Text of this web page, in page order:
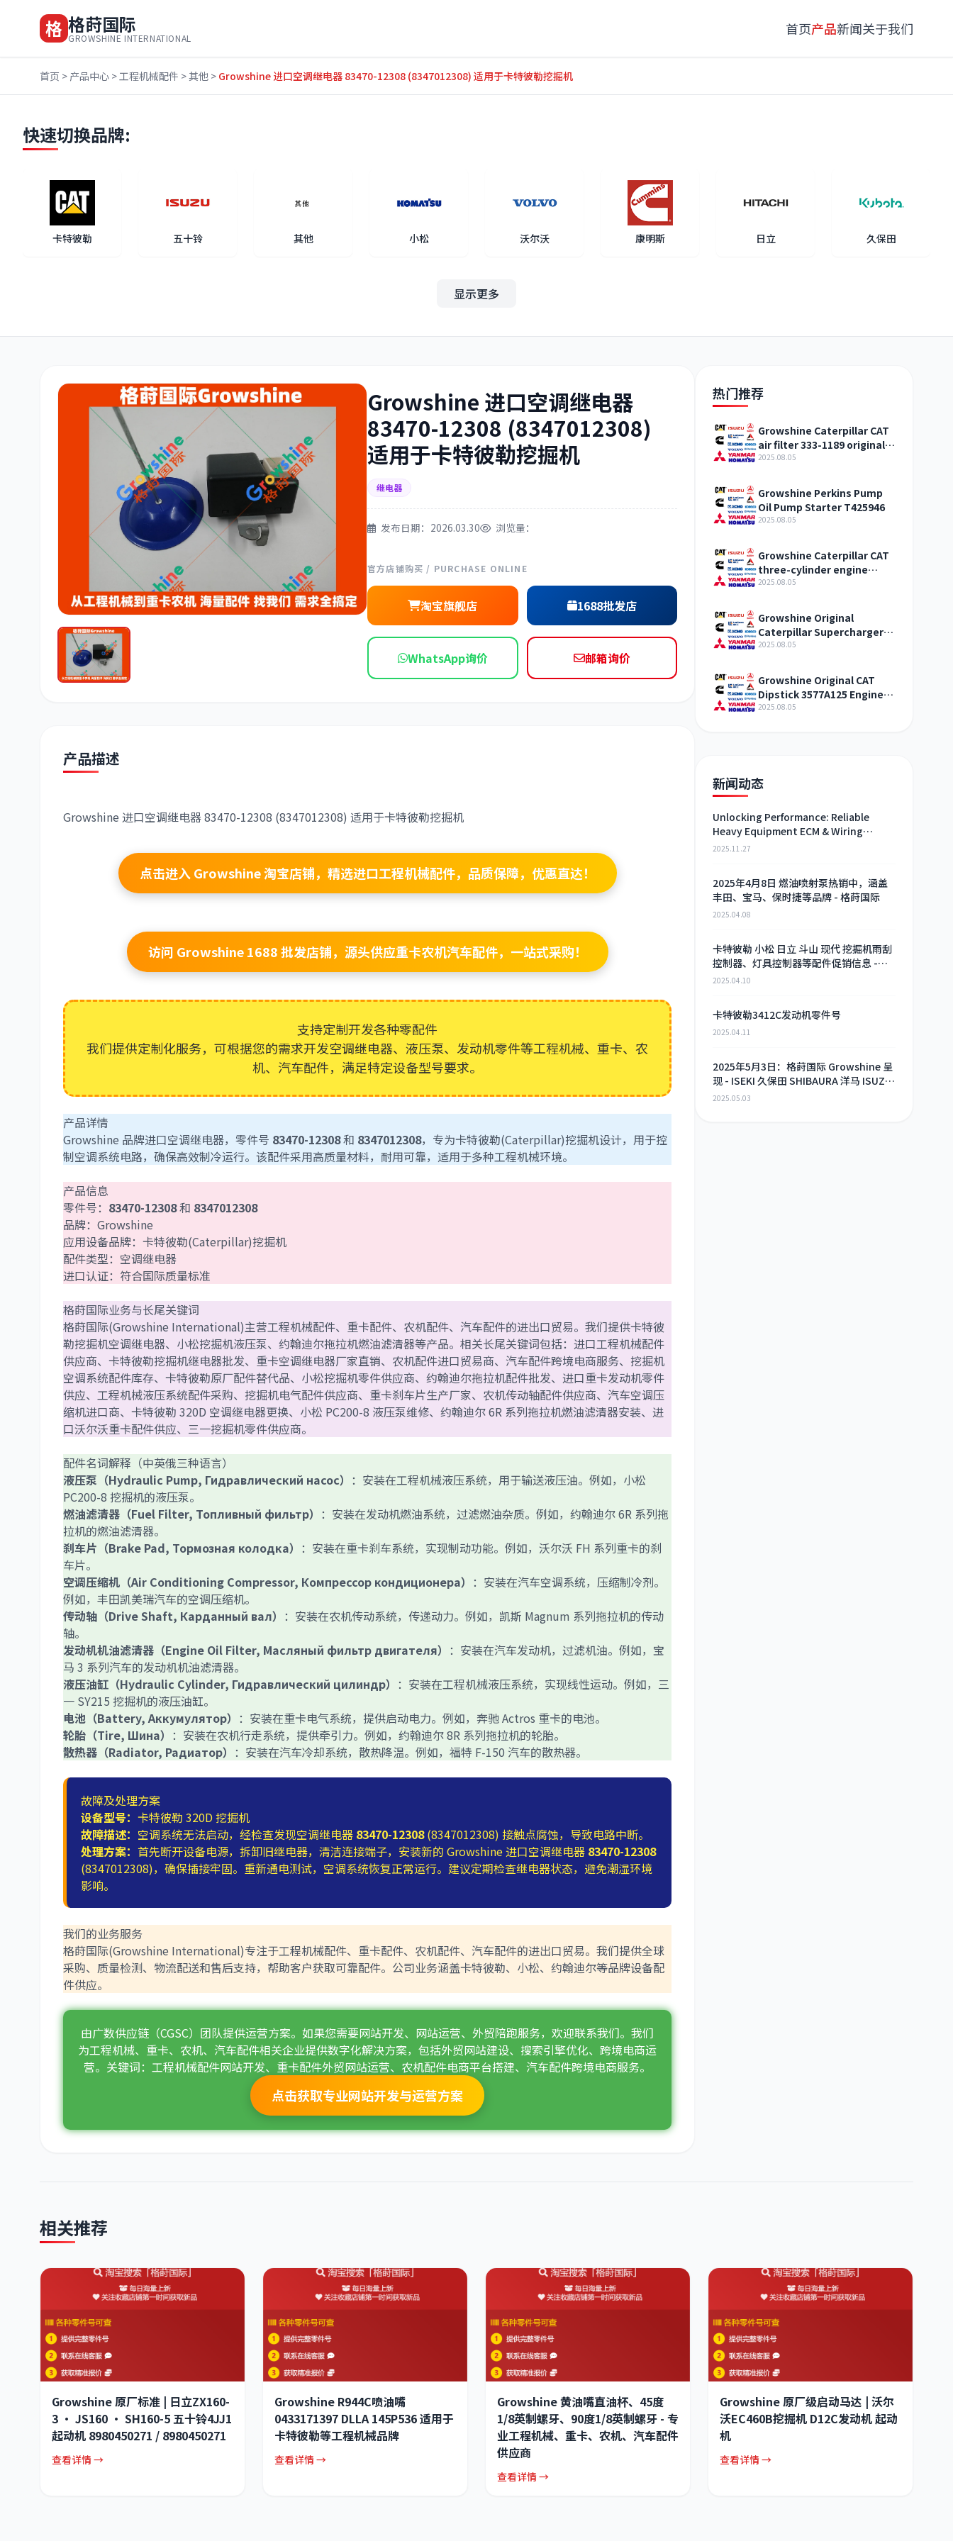
格 格莳国际
GROWSHINE INTERNATIONAL
首页产品新闻关于我们
首页 > 产品中心 >工程机械配件 >其他 > Growshine 进口空调继电器 83470-12308 (8347012308) 适用于卡特彼勒挖掘机
快速切换品牌:
卡特彼勒 五十铃 其他 小松 沃尔沃 康明斯 日立 久保田
柳工 斗山 三一 奔驰 卡尔玛 杰西博
丰田 山猫 上柴
潍柴 依维柯
显示更多
Growshine 进口空调继电器
83470-12308 (8347012308)
适用于卡特彼勒挖掘机
继电器
发布日期：2026.03.30 浏览量：
官方店铺购买 / PURCHASE ONLINE
淘宝旗舰店 1688批发店
WhatsApp询价 邮箱询价
产品描述
Growshine 进口空调继电器 83470-12308 (8347012308) 适用于卡特彼勒挖掘机
点击进入 Growshine 淘宝店铺，精选进口工程机械配件，品质保障，优惠直达！
访问 Growshine 1688 批发店铺，源头供应重卡农机汽车配件，一站式采购！
支持定制开发各种零配件
我们提供定制化服务，可根据您的需求开发空调继电器、液压泵、发动机零件等工程机械、重卡、农
机、汽车配件，满足特定设备型号要求。
产品详情
Growshine 品牌进口空调继电器，零件号 83470-12308和 8347012308，专为卡特彼勒(Caterpillar)挖掘机设计，用于控
制空调系统电路，确保高效制冷运行。该配件采用高质量材料，耐用可靠，适用于多种工程机械环境。
产品信息
零件号： 83470-12308和 8347012308
品牌：Growshine
应用设备品牌：卡特彼勒(Caterpillar)挖掘机
配件类型：空调继电器
进口认证：符合国际质量标准
格莳国际业务与长尾关键词
格莳国际(Growshine International)主营工程机械配件、重卡配件、农机配件、汽车配件的进出口贸易。我们提供卡特彼
勒挖掘机空调继电器、小松挖掘机液压泵、约翰迪尔拖拉机燃油滤清器等产品。相关长尾关键词包括：进口工程机械配件
供应商、卡特彼勒挖掘机继电器批发、重卡空调继电器厂家直销、农机配件进口贸易商、汽车配件跨境电商服务、挖掘机
空调系统配件库存、卡特彼勒原厂配件替代品、小松挖掘机零件供应商、约翰迪尔拖拉机配件批发、进口重卡发动机零件
供应、工程机械液压系统配件采购、挖掘机电气配件供应商、重卡刹车片生产厂家、农机传动轴配件供应商、汽车空调压
缩机进口商、卡特彼勒 320D 空调继电器更换、小松 PC200-8 液压泵维修、约翰迪尔 6R 系列拖拉机燃油滤清器安装、进
口沃尔沃重卡配件供应、三一挖掘机零件供应商。
配件名词解释（中英俄三种语言）
液压泵（Hydraulic Pump, Гидравлический насос） ：安装在工程机械液压系统，用于输送液压油。例如，小松
PC200-8 挖掘机的液压泵。
燃油滤清器（Fuel Filter, Топливный фильтр） ：安装在发动机燃油系统，过滤燃油杂质。例如，约翰迪尔 6R 系列拖
拉机的燃油滤清器。
刹车片（Brake Pad, Тормозная колодка） ：安装在重卡刹车系统，实现制动功能。例如，沃尔沃 FH 系列重卡的刹
车片。
空调压缩机（Air Conditioning Compressor, Компрессор кондиционера） ：安装在汽车空调系统，压缩制冷剂。
例如，丰田凯美瑞汽车的空调压缩机。
传动轴（Drive Shaft, Карданный вал） ：安装在农机传动系统，传递动力。例如，凯斯 Magnum 系列拖拉机的传动
轴。
发动机机油滤清器（Engine Oil Filter, Масляный фильтр двигателя） ：安装在汽车发动机，过滤机油。例如，宝
马 3 系列汽车的发动机机油滤清器。
液压油缸（Hydraulic Cylinder, Гидравлический цилиндр） ：安装在工程机械液压系统，实现线性运动。例如，三
一 SY215 挖掘机的液压油缸。
电池（Battery, Аккумулятор） ：安装在重卡电气系统，提供启动电力。例如，奔驰 Actros 重卡的电池。
轮胎（Tire, Шина） ：安装在农机行走系统，提供牵引力。例如，约翰迪尔 8R 系列拖拉机的轮胎。
散热器（Radiator, Радиатор） ：安装在汽车冷却系统，散热降温。例如，福特 F-150 汽车的散热器。
故障及处理方案
设备型号： 卡特彼勒 320D 挖掘机
故障描述： 空调系统无法启动，经检查发现空调继电器 83470-12308(8347012308) 接触点腐蚀，导致电路中断。
处理方案： 首先断开设备电源，拆卸旧继电器，清洁连接端子，安装新的 Growshine 进口空调继电器 83470-12308
(8347012308)，确保插接牢固。重新通电测试，空调系统恢复正常运行。建议定期检查继电器状态，避免潮湿环境
影响。
我们的业务服务
格莳国际(Growshine International)专注于工程机械配件、重卡配件、农机配件、汽车配件的进出口贸易。我们提供全球
采购、质量检测、物流配送和售后支持，帮助客户获取可靠配件。公司业务涵盖卡特彼勒、小松、约翰迪尔等品牌设备配
件供应。
由广数供应链（CGSC）团队提供运营方案。如果您需要网站开发、网站运营、外贸陪跑服务，欢迎联系我们。我们
为工程机械、重卡、农机、汽车配件相关企业提供数字化解决方案，包括外贸网站建设、搜索引擎优化、跨境电商运
营。关键词：工程机械配件网站开发、重卡配件外贸网站运营、农机配件电商平台搭建、汽车配件跨境电商服务。
点击获取专业网站开发与运营方案
热门推荐
Growshine Caterpillar CAT
air filter 333-1189 original
straight hair Qinghai
2025.08.05
Growshine Perkins Pump
Oil Pump Starter T425946
2025.08.05
Growshine Caterpillar CAT
three-cylinder engine
accessories fuel system
2025.08.05
Growshine Original
Caterpillar Supercharger
321-4994 Shandong
2025.08.05
Growshine Original CAT
Dipstick 3577A125 Engine
Maintenance Service
2025.08.05
新闻动态
Unlocking Performance: Reliable
Heavy Equipment ECM & Wiring
Harness Alternatives
2025.11.27
2025年4月8日 燃油喷射泵热销中，涵盖
丰田、宝马、保时捷等品牌 - 格莳国际
2025.04.08
卡特彼勒 小松 日立 斗山 现代 挖掘机雨刮
控制器、灯具控制器等配件促销信息 -
2025年4月9日
2025.04.10
卡特彼勒3412C发动机零件号
2025.04.11
2025年5月3日：格莳国际 Growshine 呈
现 - ISEKI 久保田 SHIBAURA 洋马 ISUZU
工程机械 农机 重卡 汽车 RHF3 涡轮增压
2025.05.03
相关推荐
Growshine 原厂标准 | 日立ZX160-
3 · JS160 · SH160-5 五十铃4JJ1
起动机 8980450271 / 8980450271
查看详情 →
Growshine R944C喷油嘴
0433171397 DLLA 145P536 适用于
卡特彼勒等工程机械品牌
查看详情 →
Growshine 黄油嘴直油杯、45度
1/8英制螺牙、90度1/8英制螺牙 - 专
业工程机械、重卡、农机、汽车配件
供应商
查看详情 →
Growshine 原厂级启动马达 | 沃尔
沃EC460B挖掘机 D12C发动机 起动
机
查看详情 →